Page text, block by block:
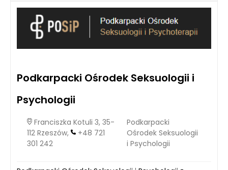
Podkarpacki Ośrodek Seksuologii i
Psychologii
Franciszka Kotuli 3, 35-
112 Rzeszów,
+48 721
301 242
Podkarpacki
Ośrodek Seksuologii
i Psychologii